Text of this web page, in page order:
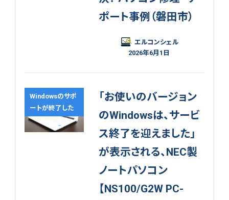
ポート事例（磐田市）
エルコンシェル
2026年6月1日
Windowsのサポ
ートが終了した
「お使いのバージョン
のWindowsは、サービ
ス終了を迎えました」
が表示される、NEC製
ノートパソコン
【NS100/G2W PC-